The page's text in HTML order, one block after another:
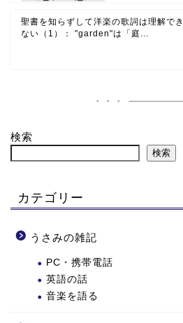
聖書を知らずして洋楽の歌詞は理解でき
ない（1）： "garden"は「庭...
検索
検索
カテゴリー
うさみの雑記
PC・携帯電話
英語の話
音楽を語る